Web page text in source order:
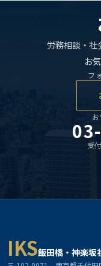
労務相談・社
お
フ
受
IKS飯田橋・神楽坂